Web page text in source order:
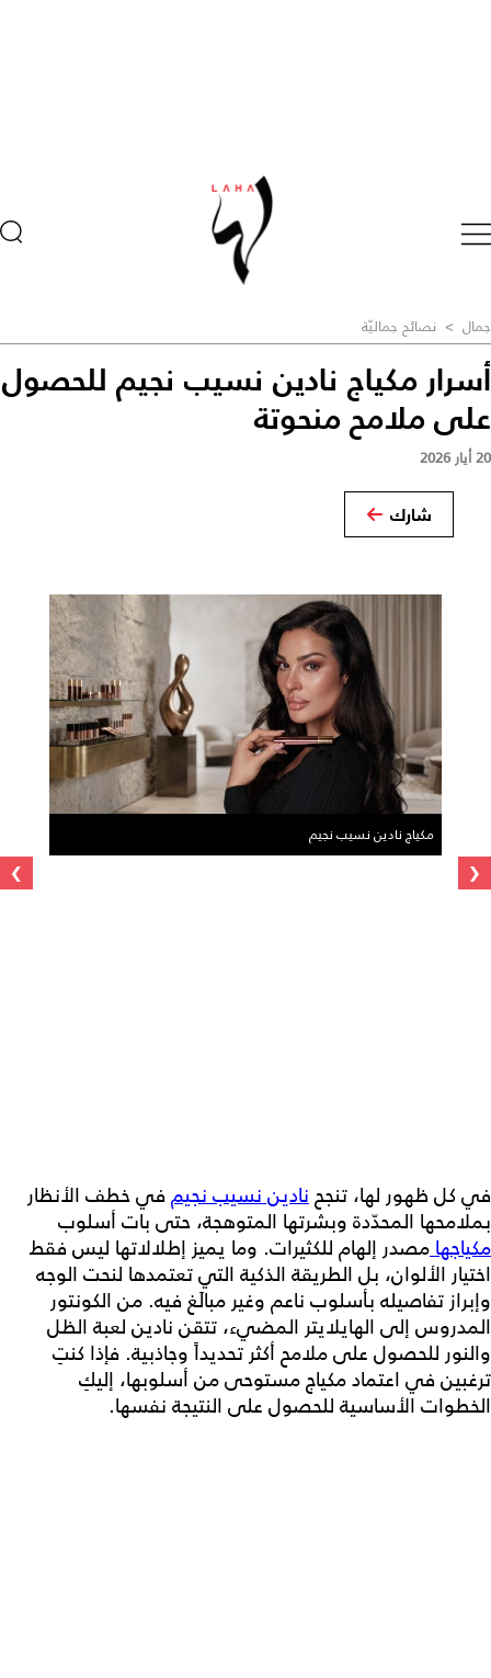
جمال > نصائح جماليّة
أسرار مكياج نادين نسيب نجيم للحصول
على ملامح منحوتة
20 أيار 2026
شارك
مكياج نادين نسيب نجيم
‹
›
في كل ظهور لها، تنجحنادين نسيب نجيمفي خطف الأنظار
بملامحها المحدّدة وبشرتها المتوهجة، حتى بات أسلوب
مكياجهامصدر إلهام للكثيرات. وما يميز إطلالاتها ليس فقط
اختيار الألوان، بل الطريقة الذكية التي تعتمدها لنحت الوجه
وإبراز تفاصيله بأسلوب ناعم وغير مبالَغ فيه. من الكونتور
المدروس إلى الهايلايتر المضيء، تتقن نادين لعبة الظل
والنور للحصول على ملامح أكثر تحديداً وجاذبية. فإذا كنتِ
ترغبين في اعتماد مكياج مستوحى من أسلوبها، إليكِ
الخطوات الأساسية للحصول على النتيجة نفسها.